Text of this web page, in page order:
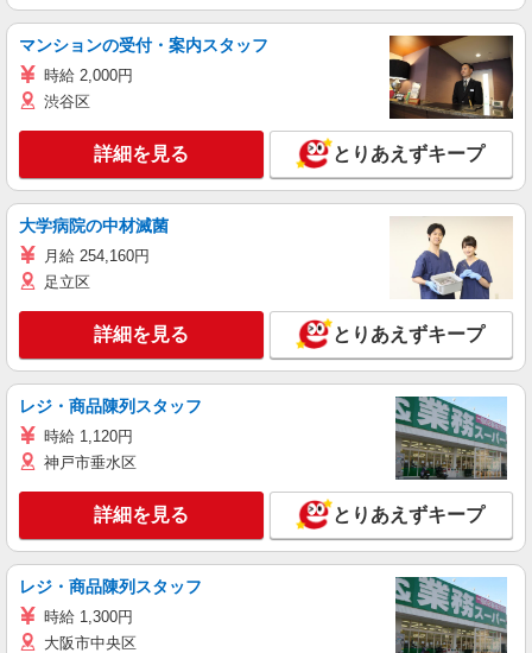
マンションの受付・案内スタッフ
時給 2,000円
渋谷区
詳細を見る とりあえずキープ
大学病院の中材滅菌
月給 254,160円
足立区
詳細を見る とりあえずキープ
レジ・商品陳列スタッフ
時給 1,120円
神戸市垂水区
詳細を見る とりあえずキープ
レジ・商品陳列スタッフ
時給 1,300円
大阪市中央区